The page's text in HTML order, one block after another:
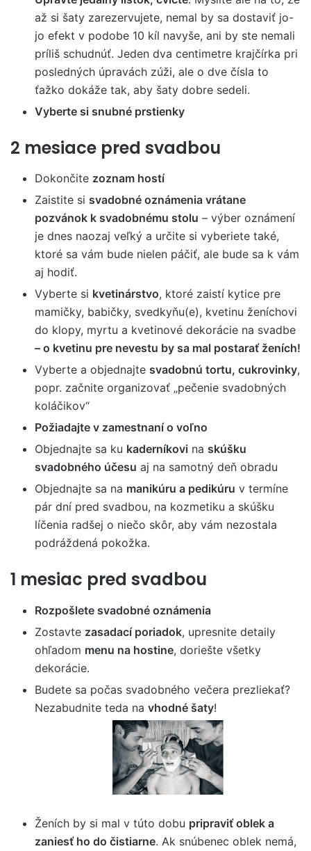
až si šaty zarezervujete, nemal by sa dostaviť jo-
jo efekt v podobe 10 kíl navyše, ani by ste nemali
príliš schudnúť. Jeden dva centimetre krajčírka pri
posledných úpravách zúži, ale o dve čísla to
ťažko dokáže tak, aby šaty dobre sedeli.
Vyberte si snubné prstienky
2 mesiace pred svadbou
Dokončite zoznam hostí
Zaistite si svadobné oznámenia vrátane
pozvánok k svadobnému stolu – výber oznámení
je dnes naozaj veľký a určite si vyberiete také,
ktoré sa vám bude nielen páčiť, ale bude sa k vám
aj hodiť.
Vyberte si kvetinárstvo, ktoré zaistí kytice pre
mamičky, babičky, svedkyňu(e), kvetinu ženíchovi
do klopy, myrtu a kvetinové dekorácie na svadbe
– o kvetinu pre nevestu by sa mal postarať ženích!
Vyberte a objednajte svadobnú tortu, cukrovinky,
popr. začnite organizovať „pečenie svadobných
koláčikov“
Požiadajte v zamestnaní o voľno
Objednajte sa ku kaderníkovi na skúšku
svadobného účesu aj na samotný deň obradu
Objednajte sa na manikúru a pedikúru v termíne
pár dní pred svadbou, na kozmetiku a skúšku
líčenia radšej o niečo skôr, aby vám nezostala
podráždená pokožka.
1 mesiac pred svadbou
Rozpošlete svadobné oznámenia
Zostavte zasadací poriadok, upresnite detaily
ohľadom menu na hostine, doriešte všetky
dekorácie.
Budete sa počas svadobného večera prezliekať?
Nezabudnite teda na vhodné šaty!
Ženích by si mal v túto dobu pripraviť oblek a
zaniesť ho do čistiarne. Ak snúbenec oblek nemá,